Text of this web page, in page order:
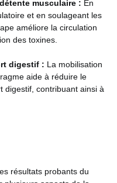
musculaire : En
et en soulageant les
améliore la circulation
des toxines.
digestif : La mobilisation
aide à réduire le
digestif, contribuant ainsi à
résultats probants du